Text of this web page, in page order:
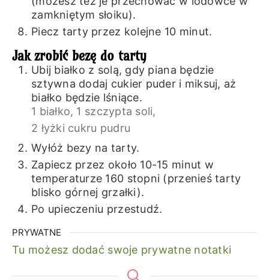
zamkniętym słoiku).
Piecz tarty przez kolejne 10 minut.
Jak zrobić bezę do tarty
Ubij białko z solą, gdy piana będzie
sztywna dodaj cukier puder i miksuj, aż
białko będzie lśniące.
1 białko, 1 szczypta soli,
2 łyżki cukru pudru
Wyłóż bezy na tarty.
Zapiecz przez około 10-15 minut w
temperaturze 160 stopni (przenieś tarty
blisko górnej grzałki).
Po upieczeniu przestudź.
PRYWATNE
Tu możesz dodać swoje prywatne notatki